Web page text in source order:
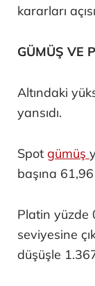
kararları
GÜMÜŞ VE
Altındaki
yansıdı.
Spot gümüş
başına
Platin yüzde
seviyesine
düşüşle